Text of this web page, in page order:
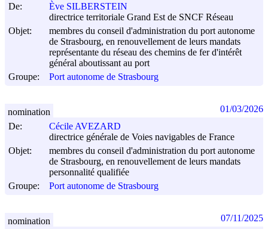
De:
Ève SILBERSTEIN
directrice territoriale Grand Est de SNCF Réseau
Objet:
membres du conseil d'administration du port autonome
de Strasbourg, en renouvellement de leurs mandats
représentante du réseau des chemins de fer d'intérêt
général aboutissant au port
Groupe:
Port autonome de Strasbourg
De:
Cécile AVEZARD
directrice générale de Voies navigables de France
Objet:
membres du conseil d'administration du port autonome
de Strasbourg, en renouvellement de leurs mandats
personnalité qualifiée
Groupe:
Port autonome de Strasbourg
nomination 01/03/2026
nomination 07/11/2025